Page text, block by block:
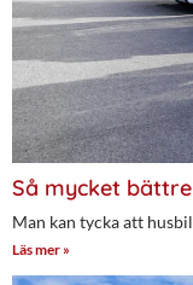
Så mycket
Man kan tycka att
Läs mer »